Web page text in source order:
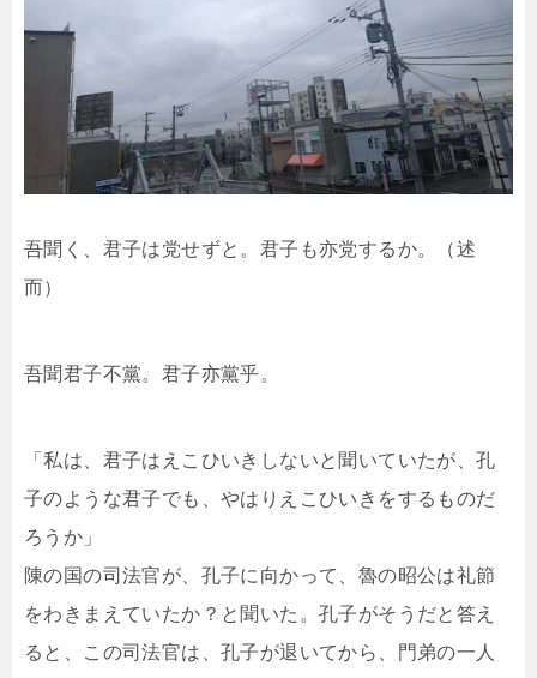
吾聞く、君子は党せずと。君子も亦党するか。（述
而）
吾聞君子不黨。君子亦黨乎。
「私は、君子はえこひいきしないと聞いていたが、孔
子のような君子でも、やはりえこひいきをするものだ
ろうか」
陳の国の司法官が、孔子に向かって、魯の昭公は礼節
をわきまえていたか？と聞いた。孔子がそうだと答え
ると、この司法官は、孔子が退いてから、門弟の一人